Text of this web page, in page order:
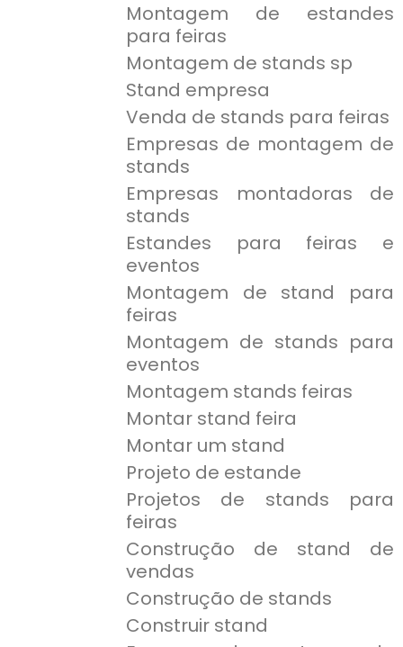
Montagem de estandes
para feiras
Montagem de stands sp
Stand empresa
Venda de stands para feiras
Empresas de montagem de
stands
Empresas montadoras de
stands
Estandes para feiras e
eventos
Montagem de stand para
feiras
Montagem de stands para
eventos
Montagem stands feiras
Montar stand feira
Montar um stand
Projeto de estande
Projetos de stands para
feiras
Construção de stand de
vendas
Construção de stands
Construir stand